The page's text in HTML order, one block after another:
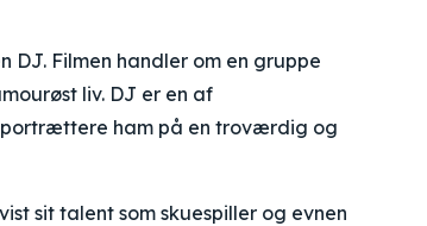
DJ. Filmen handler om en gruppe
liv. DJ er en af
portrættere ham på en troværdig og
sit talent som skuespiller og evnen